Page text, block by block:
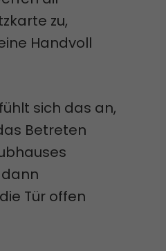
zu,
Handvoll
sich das an,
Betreten
Tür offen